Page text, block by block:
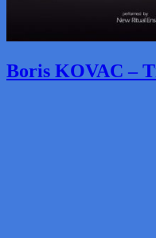
Boris KOVAC –